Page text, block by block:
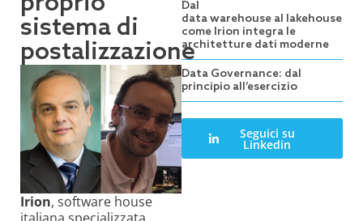
sistema di
postalizzazione
Irion, software house
Dal
data warehouse al lakehouse:
come Irion integra le
architetture dati moderne
Data Governance: dal
principio all’esercizio
Seguici su
Linkedin